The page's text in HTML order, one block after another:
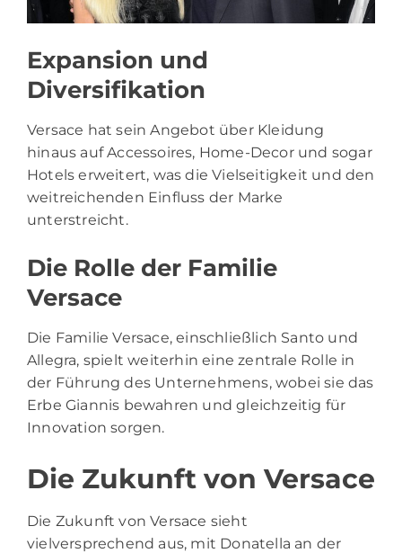
Expansion und
Diversifikation
Versace hat sein Angebot über Kleidung
hinaus auf Accessoires, Home-Decor und sogar
Hotels erweitert, was die Vielseitigkeit und den
weitreichenden Einfluss der Marke
unterstreicht.
Die Rolle der Familie
Versace
Die Familie Versace, einschließlich Santo und
Allegra, spielt weiterhin eine zentrale Rolle in
der Führung des Unternehmens, wobei sie das
Erbe Giannis bewahren und gleichzeitig für
Innovation sorgen.
Die Zukunft von Versace
Die Zukunft von Versace sieht
vielversprechend aus, mit Donatella an der